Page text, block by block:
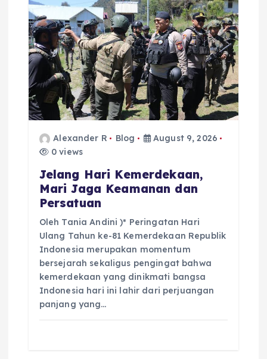
Alexander R Blog
August 9, 2026
0 views
Jelang Hari Kemerdekaan,
Mari Jaga Keamanan dan
Persatuan
Oleh Tania Andini )* Peringatan Hari
Ulang Tahun ke-81 Kemerdekaan Republik
Indonesia merupakan momentum
bersejarah sekaligus pengingat bahwa
kemerdekaan yang dinikmati bangsa
Indonesia hari ini lahir dari perjuangan
panjang yang…